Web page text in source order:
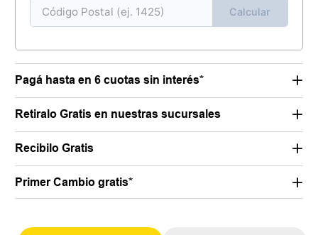
Calcular
Pagá hasta en 6 cuotas sin interés*
Retiralo Gratis en nuestras sucursales
Recibilo Gratis
Primer Cambio gratis*